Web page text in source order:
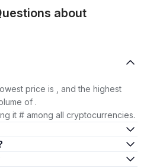
about
price is , and the highest
of .
it # among all cryptocurrencies.